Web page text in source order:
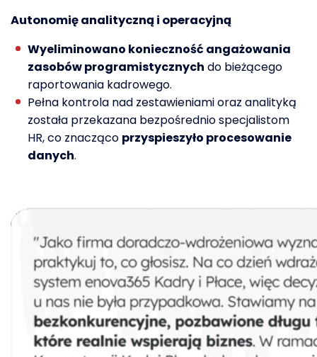
Autonomięanalitycznąi operacyjną
Wyeliminowano konieczność angażowania
zasobów programistycznych do bieżącego
raportowania kadrowego.
Pełna kontrola nad zestawieniami oraz analityką
została przekazana bezpośrednio specjalistom
HR, co znacząco przyspieszyło procesowanie
danych.